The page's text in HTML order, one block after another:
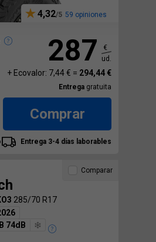
4,32 59 opiniones
287
€
ud.
+ Ecovalor: 7,44 € = 294,44 €
Entrega gratuita
Comprar
Entrega 3-4 días laborables
285/70 R17
B 74dB
Comparar